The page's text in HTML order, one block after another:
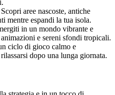
Scopri aree nascoste, antiche
mentre espandi la tua isola.
in un mondo vibrante e
e sereni sfondi tropicali.
ciclo di gioco calmo e
dopo una lunga giornata.